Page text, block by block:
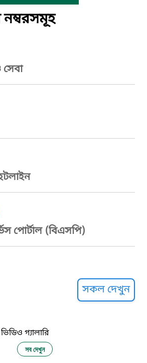
পোর্টাল (বিএসপি)
প্রতিরোধ
সকল দেখুন
ভিডিও গ্যালারি
সব দেখুন